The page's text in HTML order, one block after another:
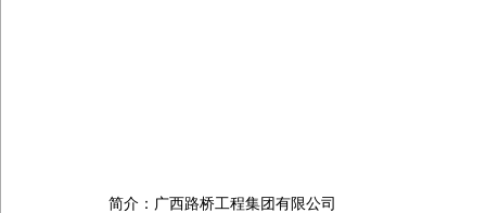
简介： 广西路桥工程集团有限公司